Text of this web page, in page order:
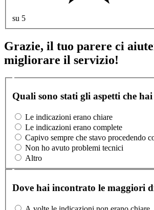
su 5
Grazie, il tuo parere ci
migliorare il servizio!
Quali sono stati gli aspetti che
Le indicazioni erano chiare
Le indicazioni erano complete
Capivo sempre che stavo procedendo
Non ho avuto problemi tecnici
Altro
Dove hai incontrato le maggiori